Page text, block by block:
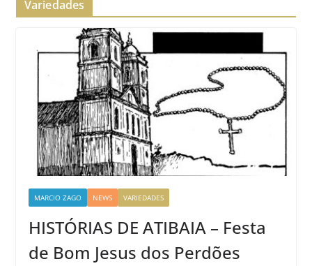
Variedades
MARCIO ZAGO NEWS VARIEDADES
HISTÓRIAS DE ATIBAIA – Festa
de Bom Jesus dos Perdões